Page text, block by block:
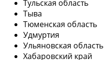
Тульская область
Тыва
Тюменская область
Удмуртия
Ульяновская область
Хабаровский край